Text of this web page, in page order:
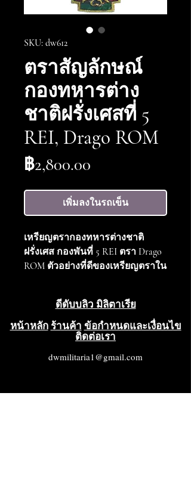
SKU: dw612
ตราสัญลักษณ์
กองทหารต่าง
ชาติฝรั่งเศสที่ 5
REI, Drago ROM
฿2,800.00
เพิ่มลงในรถเข็น
เหรียญตรากองทหารต่างชาติ
ฝรั่งเศส กองพันที่ 5 REI ตรา Drago
ROM ตัวอย่างที่ดีของเหรียญตราใน
เครื่องหมายผู้ผลิต DRAGO PARIS
NICE
43. อาร์. โอลิวิเยร์ เมตรา, การ
ดีดับบลิว มิลิตาเรีย
หน้าหลัก ร้านค้า ข้อกำหนดและเงื่อนไข
ติดต่อเรา
dwmilitaria1@gmail.com